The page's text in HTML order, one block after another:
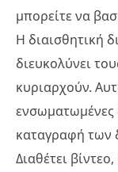
μπορείτε να
Η διαισθητική
διευκολύνει
κυριαρχούν.
ενσωματωμένες
καταγραφή των
Διαθέτει